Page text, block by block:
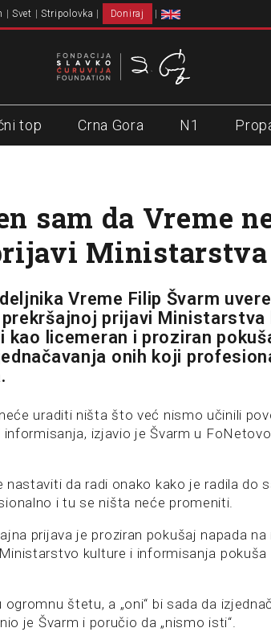
Svet Stripolovka Doniraj
top Crna Gora N1
sam da Vreme
Ministarstva
Vreme Filip Švarm
prijavi Ministarstva
licemeran i proziran
onih koji
uraditi ništa što već nismo učinili
izjavio je Švarm u
nastaviti da radi onako kako je radila do
i tu se ništa neće promeniti.
prijava je proziran pokušaj napada
kulture i informisanja pokuša
štetu, a „oni“ bi sada da
je Švarm i poručio da „nismo isti“.